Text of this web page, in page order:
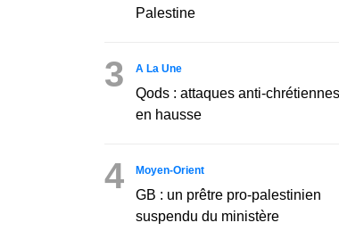
Palestine
3 A La Une
Qods : attaques anti-chrétiennes
en hausse
4 Moyen-Orient
GB : un prêtre pro-palestinien
suspendu du ministère